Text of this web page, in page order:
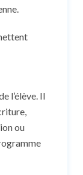
l’élève. Il
ou